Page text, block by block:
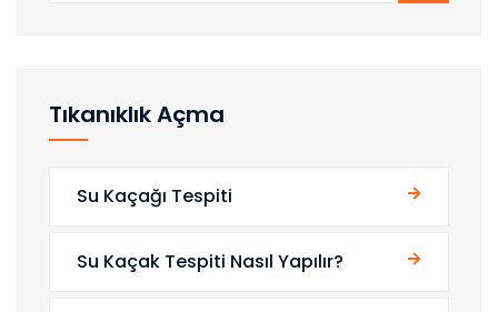
Tıkanıklık Açma
Su Kaçağı Tespiti
Su Kaçak Tespiti Nasıl Yapılır?